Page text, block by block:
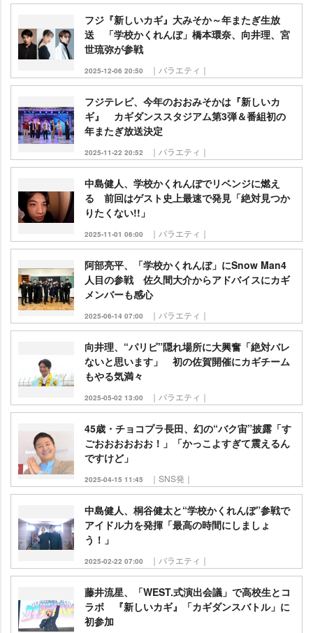
フジ『新しいカギ』大みそか～年またぎ生放
送 「学校かくれんぼ」橋本環奈、向井理、宮
世琉弥が参戦
2025-12-06 20:50 ｜バラエティ｜
フジテレビ、今年のおおみそかは『新しいカ
ギ』 カギダンススタジアム第3弾＆番組初の
年またぎ放送決定
2025-11-22 20:52 ｜バラエティ｜
中島健人、学校かくれんぼでリベンジに燃え
る 前回はゲスト史上最速で発見「絶対見つか
りたくない!!」
2025-11-01 06:00 ｜バラエティ｜
阿部亮平、「学校かくれんぼ」にSnow Man4
人目の参戦 佐久間大介からアドバイスにカギ
メンバーも感心
2025-06-14 07:00 ｜バラエティ｜
向井理、“パリピ”隠れ場所に大興奮「絶対バレ
ないと思います」 初の佐賀開催にカギチーム
もやる気満々
2025-05-02 13:00 ｜バラエティ｜
45歳・チョコプラ長田、幻の“バク宙”披露「す
ごおおおおおお！」「かっこよすぎて震えるん
ですけど」
2025-04-15 11:45 ｜SNS発｜
中島健人、桐谷健太と“学校かくれんぼ”参戦で
アイドル力を発揮「最高の時間にしましょ
う！」
2025-02-22 07:00 ｜バラエティ｜
藤井流星、「WEST.式演出会議」で高校生とコ
ラボ 『新しいカギ』「カギダンスバトル」に
初参加